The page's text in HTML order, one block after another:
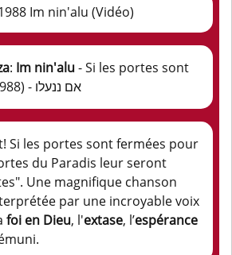
Im nin'alu (Vidéo)
: Im nin'alu- Si les portes sont
verrouillées - (1988) - אם ננעלו
Si les portes sont fermées pour
du Paradis leur seront
Une magnifique chanson
par une incroyable voix
foi en Dieu, l'extase, l’espérance